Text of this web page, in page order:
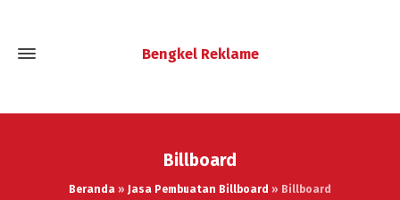
Bengkel Reklame
Billboard
Beranda » Jasa Pembuatan Billboard » Billboard